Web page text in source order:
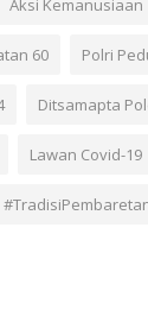
Aksi Kemanusiaan
60 Polri
Ditsamapta
Lawan Covid-19